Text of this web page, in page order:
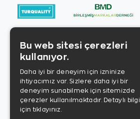
Bu web sitesi çerezleri
kullanıyor.
Daha iyi bir deneyim için izninize
ihtiyacımız var. Sizlere daha iyi bir
deneyim sunabilmek için sitemizde
çerezler kullanılmaktadır. Detaylı bilgi
için tıklayınız.